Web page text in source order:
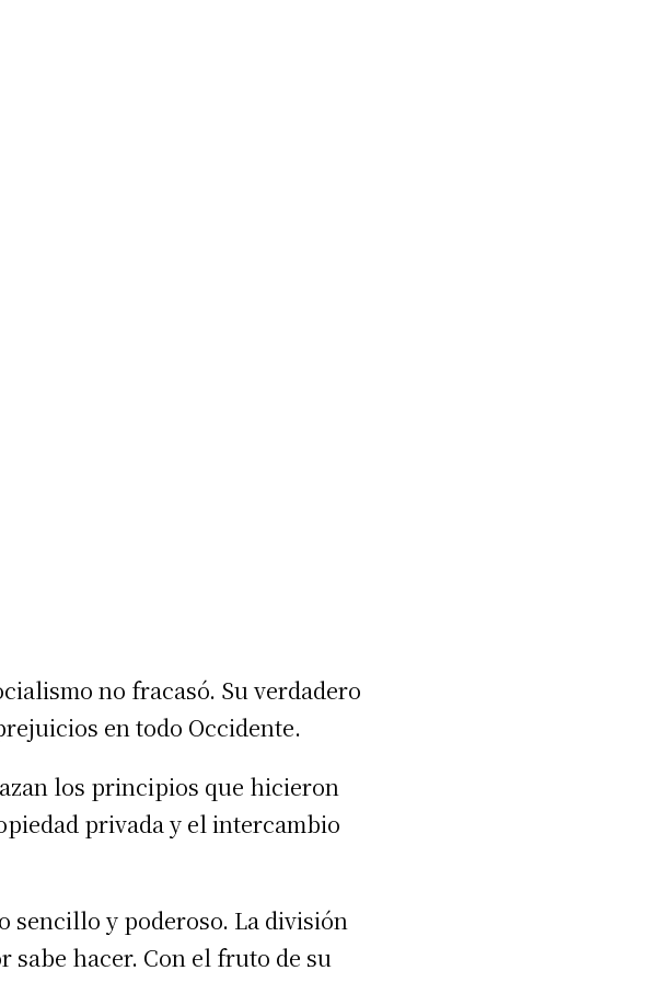
no fracasó. Su verdadero
en todo Occidente.
los principios que hicieron
privada y el intercambio
sencillo y poderoso. La división
sabe hacer. Con el fruto de su